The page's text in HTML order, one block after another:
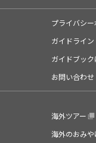
プライバシ
ガイドライン
ガイドブッ
お問い合わせ
海外ツアー
海外のおみや